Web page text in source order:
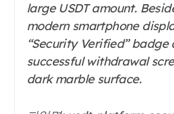
large USDT amount.
modern smartphone
“Security Verified” badge
successful withdrawal
dark marble surface.